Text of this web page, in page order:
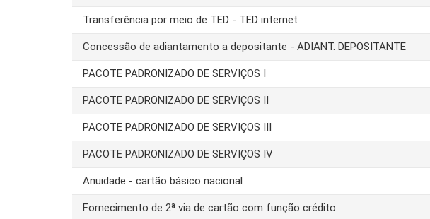
Transferência por meio de TED - TED internet
Concessão de adiantamento a depositante - ADIANT. DEPOSITANTE
PACOTE PADRONIZADO DE SERVIÇOS I
PACOTE PADRONIZADO DE SERVIÇOS II
PACOTE PADRONIZADO DE SERVIÇOS III
PACOTE PADRONIZADO DE SERVIÇOS IV
Anuidade - cartão básico nacional
Fornecimento de 2ª via de cartão com função crédito